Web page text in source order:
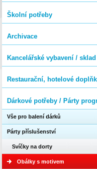
Školní potřeby
Archivace
Kancelářské vybavení / sklad
Restaurační, hotelové
Dárkové potřeby / Párty
Vše pro balení dárků
Párty příslušenství
Svíčky na dorty
Obálky s motivem